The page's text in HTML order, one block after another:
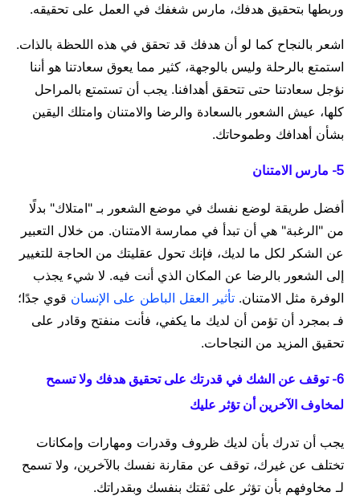
وربطها بتحقيق هدفك، مارس شغفك في العمل على تحقيقه.
اشعر بالنجاح كما لو أن هدفك قد تحقق في هذه اللحظة بالذات.
استمتع بالرحلة وليس بالوجهة، كثير مما يعوق سعادتنا هو أننا
نؤجل سعادتنا حتى تتحقق أهدافنا. يجب أن تستمتع بالمراحل
كلها، عيش الشعور بالسعادة والرضا والامتنان وامتلك اليقين
بشأن أهدافك وطموحاتك.
5- مارس الامتنان
أفضل طريقة لوضع نفسك في موضع الشعور بـ "امتلاك" بدلًا
من "الرغبة" هي أن تبدأ في ممارسة الامتنان. من خلال التعبير
عن الشكر لكل ما لديك، فإنك تحول عقليتك من الحاجة للتغيير
إلى الشعور بالرضا عن المكان الذي أنت فيه. لا شيء يجذب
الوفرة مثل الامتنان. تأثير العقل الباطن على الإنسان قوي جدًا؛
فـ بمجرد أن تؤمن أن لديك ما يكفي، فأنت منفتح وقادر على
تحقيق المزيد من النجاحات.
6- توقف عن الشك في قدرتك على تحقيق هدفك ولا تسمح
لمخاوف الآخرين أن تؤثر عليك
يجب أن تدرك بأن لديك ظروف وقدرات ومهارات وإمكانات
تختلف عن غيرك، توقف عن مقارنة نفسك بالآخرين، ولا تسمح
لـ مخاوفهم بأن تؤثر على ثقتك بنفسك وبقدراتك.